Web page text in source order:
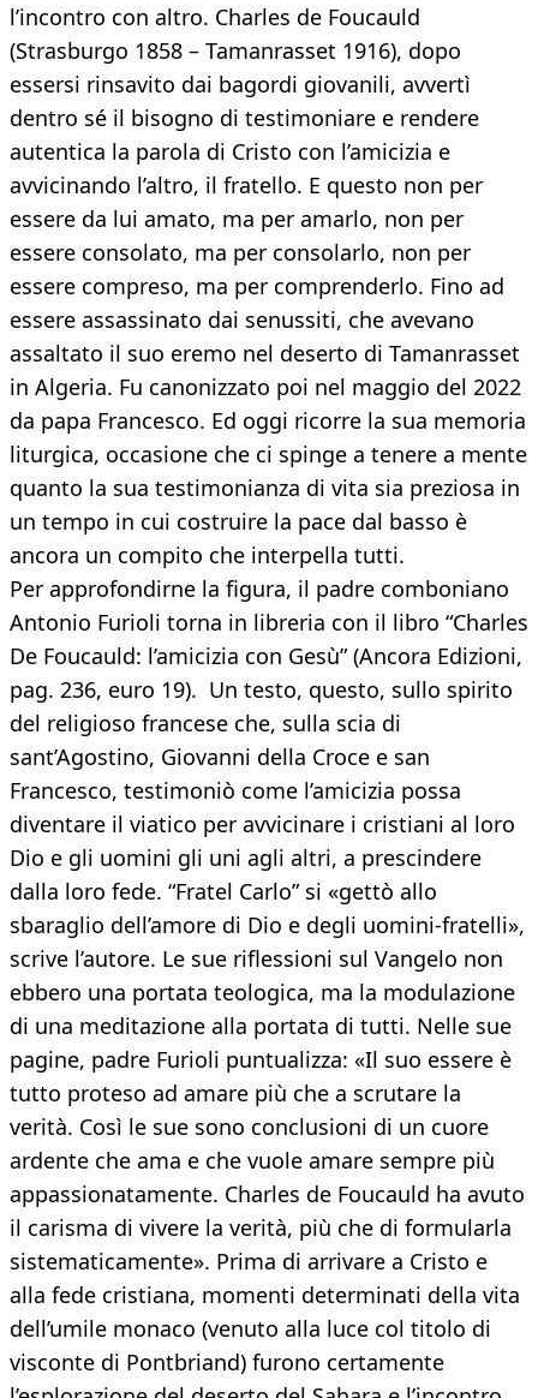
l’incontro con altro. Charles de Foucauld
(Strasburgo 1858 – Tamanrasset 1916), dopo
essersi rinsavito dai bagordi giovanili, avvertì
dentro sé il bisogno di testimoniare e rendere
autentica la parola di Cristo con l’amicizia e
avvicinando l’altro, il fratello. E questo non per
essere da lui amato, ma per amarlo, non per
essere consolato, ma per consolarlo, non per
essere compreso, ma per comprenderlo. Fino ad
essere assassinato dai senussiti, che avevano
assaltato il suo eremo nel deserto di Tamanrasset
in Algeria. Fu canonizzato poi nel maggio del 2022
da papa Francesco. Ed oggi ricorre la sua memoria
liturgica, occasione che ci spinge a tenere a mente
quanto la sua testimonianza di vita sia preziosa in
un tempo in cui costruire la pace dal basso è
ancora un compito che interpella tutti.
Per approfondirne la figura, il padre comboniano
Antonio Furioli torna in libreria con il libro “Charles
De Foucauld: l’amicizia con Gesù” (Ancora Edizioni,
pag. 236, euro 19). Un testo, questo, sullo spirito
del religioso francese che, sulla scia di
sant’Agostino, Giovanni della Croce e san
Francesco, testimoniò come l’amicizia possa
diventare il viatico per avvicinare i cristiani al loro
Dio e gli uomini gli uni agli altri, a prescindere
dalla loro fede. “Fratel Carlo” si «gettò allo
sbaraglio dell’amore di Dio e degli uomini-fratelli»,
scrive l’autore. Le sue riflessioni sul Vangelo non
ebbero una portata teologica, ma la modulazione
di una meditazione alla portata di tutti. Nelle sue
pagine, padre Furioli puntualizza: «Il suo essere è
tutto proteso ad amare più che a scrutare la
verità. Così le sue sono conclusioni di un cuore
ardente che ama e che vuole amare sempre più
appassionatamente. Charles de Foucauld ha avuto
il carisma di vivere la verità, più che di formularla
sistematicamente». Prima di arrivare a Cristo e
alla fede cristiana, momenti determinati della vita
dell’umile monaco (venuto alla luce col titolo di
visconte di Pontbriand) furono certamente